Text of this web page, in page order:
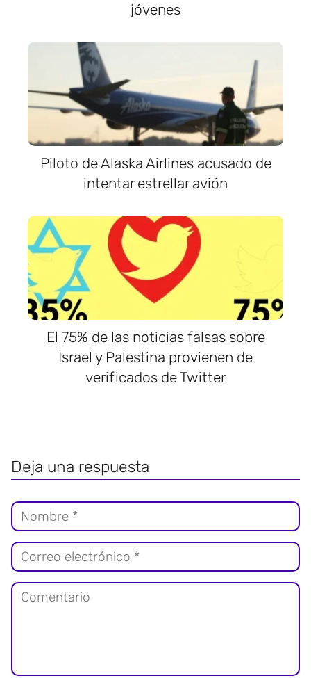
jóvenes
Piloto de Alaska Airlines acusado de
intentar estrellar avión
El 75% de las noticias falsas sobre
Israel y Palestina provienen de
verificados de Twitter
Deja una respuesta